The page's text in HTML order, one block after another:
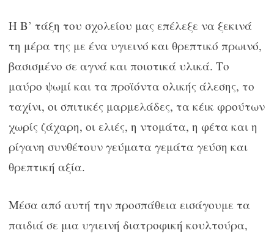
Η Β’ τάξη του σχολείου μας επέλεξε να ξεκινά
τη μέρα της με ένα υγιεινό και θρεπτικό πρωινό,
βασισμένο σε αγνά και ποιοτικά υλικά. Το
μαύρο ψωμί και τα προϊόντα ολικής άλεσης, το
ταχίνι, οι σπιτικές μαρμελάδες, τα κέικ φρούτων
χωρίς ζάχαρη, οι ελιές, η ντομάτα, η φέτα και η
ρίγανη συνθέτουν γεύματα γεμάτα γεύση και
θρεπτική αξία.
Μέσα από αυτή την προσπάθεια εισάγουμε τα
παιδιά σε μια υγιεινή διατροφική κουλτούρα,